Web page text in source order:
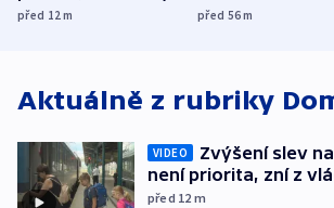
před 12m
přibylo, nejvíc ve
před 56m
Aktuálně z rubriky
VIDEO
Zvýšení slev
není priorita, zní z
před 12 m